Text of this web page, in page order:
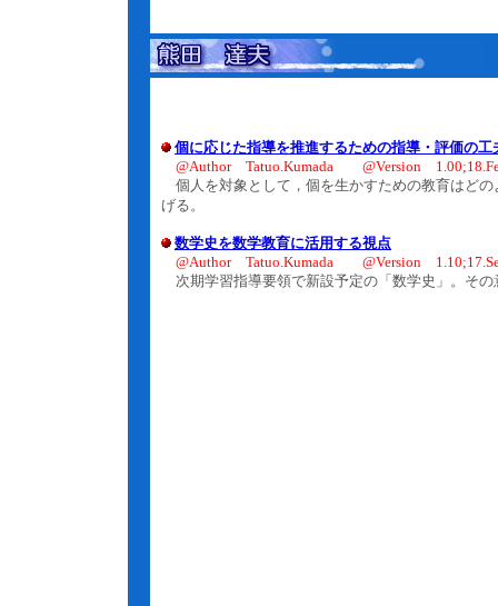
個に応じた指導を推進するための指導・評価の工
@Author Tatuo.Kumada @Version
個人を対象として，個を生かすための教育はど
げる。
数学史を数学教育に活用する視点
@Author Tatuo.Kumada @Version
次期学習指導要領で新設予定の「数学史」。そ